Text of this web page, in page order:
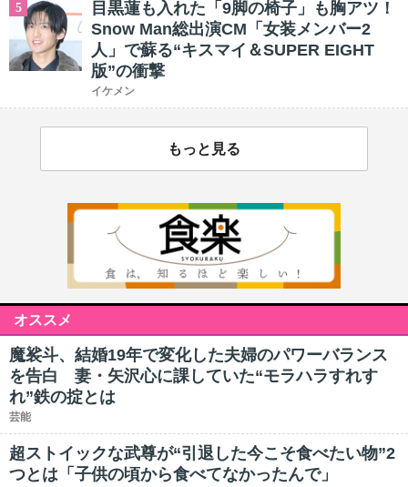
5
目黒蓮も入れた「9脚の椅子」も胸アツ！
Snow Man総出演CM「女装メンバー2
人」で蘇る“キスマイ＆SUPER EIGHT
版”の衝撃
イケメン
もっと見る
オススメ
魔裟斗、結婚19年で変化した夫婦のパワーバランス
を告白 妻・矢沢心に課していた“モラハラすれす
れ”鉄の掟とは
芸能
超ストイックな武尊が“引退した今こそ食べたい物”2
つとは「子供の頃から食べてなかったんで」